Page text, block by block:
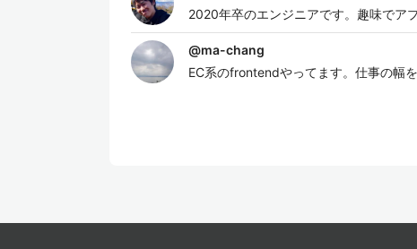
2020年卒のエンジニアです。趣味でア
@ma-chang
EC系のfrontendやってます。仕事の幅